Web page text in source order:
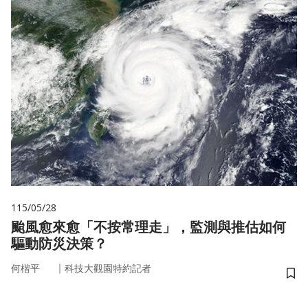
115/05/28
颱風愈來愈「不按常理走」，監測與推估如何
驅動防災決策？
何楷平 ｜ 科技大觀園特約記者
儲